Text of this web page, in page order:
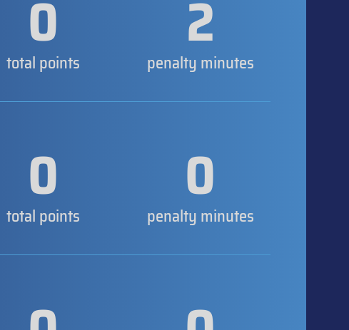
0
total points 2
penalty minutes
0
total points 0
penalty minutes